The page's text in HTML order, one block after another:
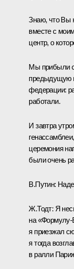
Знаю, что Вы
вместе с
центр, о
Мы прибыли
предыдущую
федерации:
работали.
И завтра
церемония
были очень
В.Путин:
Ж.Тодт: Я
на
я приезжал
я тогда
в ралли